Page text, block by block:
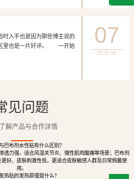
手也是因为那些博主说的
区里也是一片好评。 一开始
07
2026-08
见问题
解产品与合作详情
巴布剂水性贴有什么区别？
透力强，适合风湿关节炎、慢性肌肉酸痛等场景；巴布剂
好、皮肤刺激性低，更适合皮肤敏感人群及日常佩戴使
用。
热贴的发热原理是什么？